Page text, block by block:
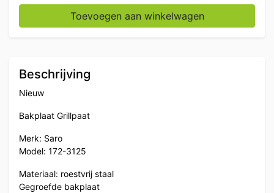
RVS Saro Bakplaat 39,5 cm 230V Horeca aantal
Toevoegen aan winkelwagen
Beschrijving
Nieuw
Bakplaat Grillpaat
Merk: Saro
Model: 172-3125
Materiaal: roestvrij staal
Gegroefde bakplaat